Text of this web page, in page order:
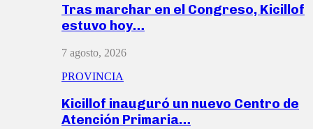
Tras marchar en el Congreso, Kicillof
estuvo hoy…
7 agosto, 2026
PROVINCIA
Kicillof inauguró un nuevo Centro de
Atención Primaria…